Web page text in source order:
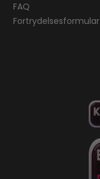
FAQ
Fortrydelsesformular